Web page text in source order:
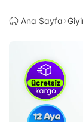
Ana Sayfa